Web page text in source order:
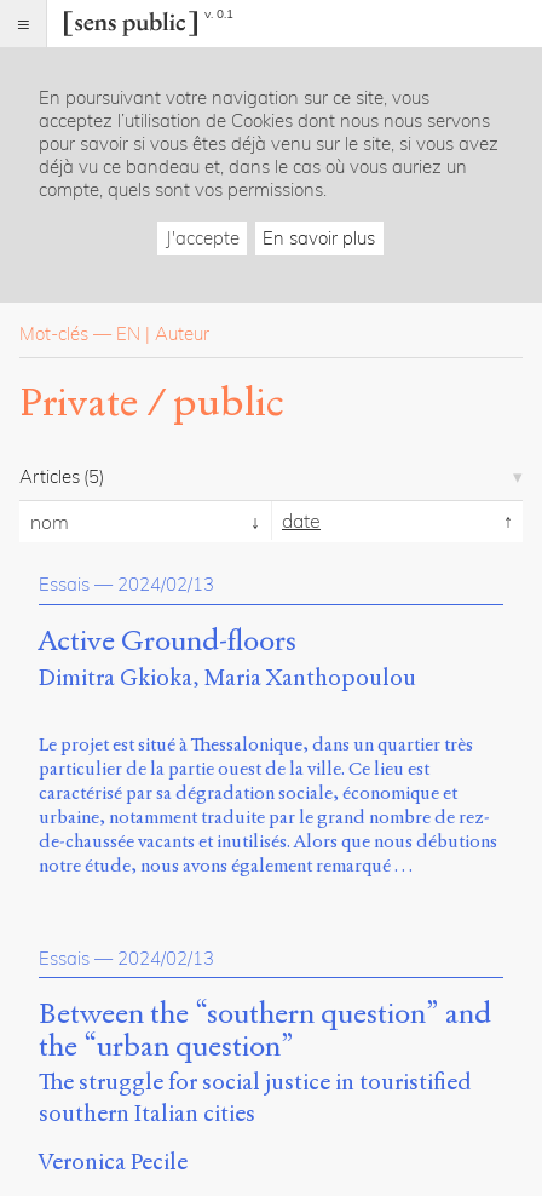
v. 0.1
Index
Rubriques
Essais
La
revue
Présentation
Publier
du
site
Archipel
En
Mastodon
Université
de
Longueuil
Local
B1-
12723
150
Pl.
Charles-
Le
Moyne
Longueuil
En poursuivant votre navigation sur ce site, vous
acceptez l’utilisation de Cookies dont nous nous servons
pour savoir si vous êtes déjà venu sur le site, si vous avez
déjà vu ce bandeau et, dans le cas où vous auriez un
compte, quels sont vos permissions.
J'accepte En savoir plus
Mot-clés — EN Auteur
Private / public
Articles (5)
nom date
Essais — 2024/02/13
Active Ground-floors
Dimitra Gkioka Maria Xanthopoulou
Le projet est situé à Thessalonique, dans un quartier très
particulier de la partie ouest de la ville. Ce lieu est
caractérisé par sa dégradation sociale, économique et
urbaine, notamment traduite par le grand nombre de rez-
de-chaussée vacants et inutilisés. Alors que nous débutions
notre étude, nous avons également remarqué …
Essais — 2024/02/13
Between the “southern question” and
the “urban question”
The struggle for social justice in touristified
southern Italian cities
Veronica Pecile